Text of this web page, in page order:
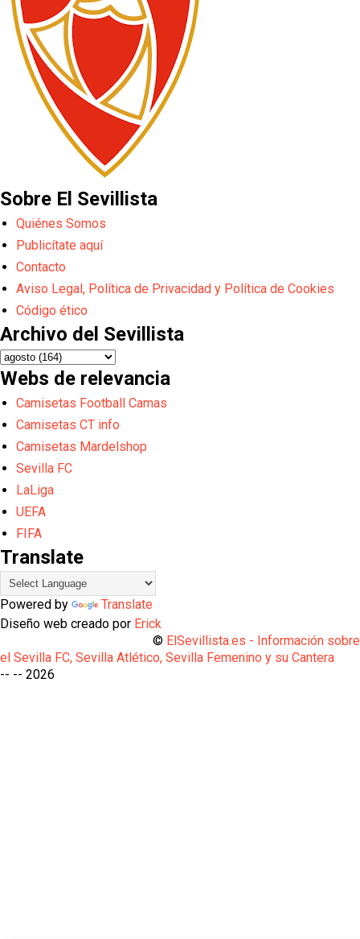
Sobre El Sevillista
Quiénes Somos
Publicítate aquí
Contacto
Aviso Legal, Política de Privacidad y Política de Cookies
Código ético
Archivo del Sevillista
Webs de relevancia
Camisetas Football Camas
Camisetas CT info
Camisetas Mardelshop
Sevilla FC
LaLiga
UEFA
FIFA
Translate
Powered by
Translate
Diseño web creado por Erick
© ElSevillista.es - Información sobre
el Sevilla FC, Sevilla Atlético, Sevilla Femenino y su Cantera
-- -- 2026